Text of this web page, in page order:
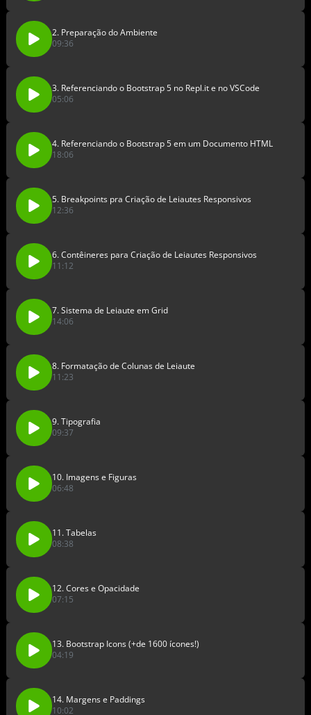
2. Preparação do Ambiente
09:36
3. Referenciando o Bootstrap 5 no Repl.it e no VSCode
05:06
4. Referenciando o Bootstrap 5 em um Documento HTML
18:06
5. Breakpoints pra Criação de Leiautes Responsivos
12:36
6. Contêineres para Criação de Leiautes Responsivos
11:12
7. Sistema de Leiaute em Grid
14:06
8. Formatação de Colunas de Leiaute
11:23
9. Tipografia
09:37
10. Imagens e Figuras
06:48
11. Tabelas
08:38
12. Cores e Opacidade
07:15
13. Bootstrap Icons (+de 1600 ícones!)
04:19
14. Margens e Paddings
10:02